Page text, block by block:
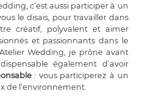
c’est aussi participer à un
vous le disais, pour travailler dans
créatif, polyvalent et aimer
et passionnants dans le
Wedding, je prône avant
également d’avoir
: vous participerez à un
de l’environnement.